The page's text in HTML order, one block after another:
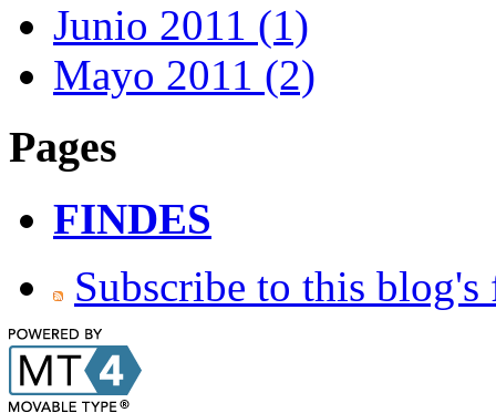
Junio 2011 (1)
Mayo 2011 (2)
Pages
FINDES
Subscribe to this blog's